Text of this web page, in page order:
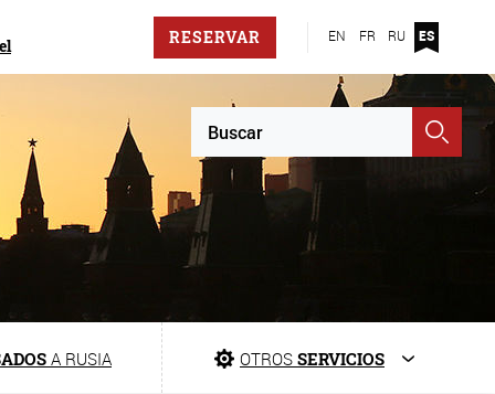
RESERVAR EN FR RU ES
A RUSIA OTROS SERVICIOS